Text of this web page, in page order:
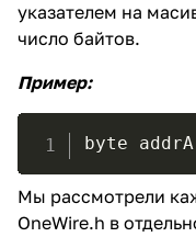
указателем на
число байтов.
Пример:
byte
Мы рассмотрели
OneWire.h в